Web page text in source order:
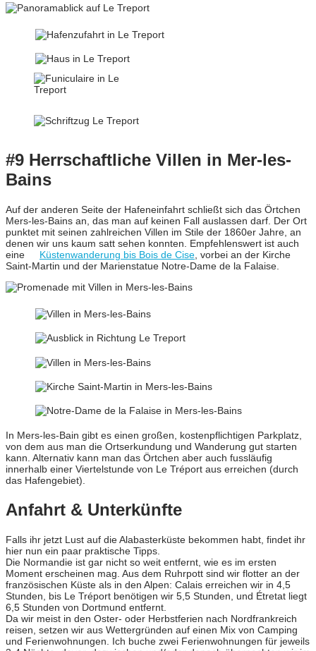
#9 Herrschaftliche Villen in Mer-les-
Bains
Auf der anderen Seite der Hafeneinfahrt schließt sich das Örtchen
Mers-les-Bains an, das man auf keinen Fall auslassen darf. Der Ort
punktet mit seinen zahlreichen Villen im Stile der 1860er Jahre, an
denen wir uns kaum satt sehen konnten. Empfehlenswert ist auch
eine
Küstenwanderung bis Bois de Cise , vorbei an der Kirche
Saint-Martin und der Marienstatue Notre-Dame de la Falaise.
In Mers-les-Bain gibt es einen großen, kostenpflichtigen Parkplatz,
von dem aus man die Ortserkundung und Wanderung gut starten
kann. Alternativ kann man das Örtchen aber auch fussläufig
innerhalb einer Viertelstunde von Le Tréport aus erreichen (durch
das Hafengebiet).
Anfahrt & Unterkünfte
Falls ihr jetzt Lust auf die Alabasterküste bekommen habt, findet ihr
hier nun ein paar praktische Tipps.
Die Normandie ist gar nicht so weit entfernt, wie es im ersten
Moment erscheinen mag. Aus dem Ruhrpott sind wir flotter an der
französischen Küste als in den Alpen: Calais erreichen wir in 4,5
Stunden, bis Le Tréport benötigen wir 5,5 Stunden, und Étretat liegt
6,5 Stunden von Dortmund entfernt.
Da wir meist in den Oster- oder Herbstferien nach Nordfrankreich
reisen, setzen wir aus Wettergründen auf einen Mix von Camping
und Ferienwohnungen. Ich buche zwei Ferienwohnungen für jeweils